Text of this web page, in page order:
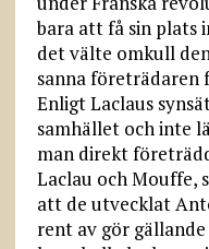
bara att få sin plats
det välte omkull
sanna
Enligt Laclaus
samhället och inte
man direkt
Laclau och Mouffe,
att de utvecklat
rent av gör